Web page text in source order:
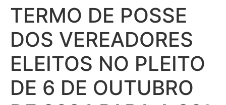
TERMO DE POSSE
DOS VEREADORES
ELEITOS NO PLEITO
DE 6 DE OUTUBRO